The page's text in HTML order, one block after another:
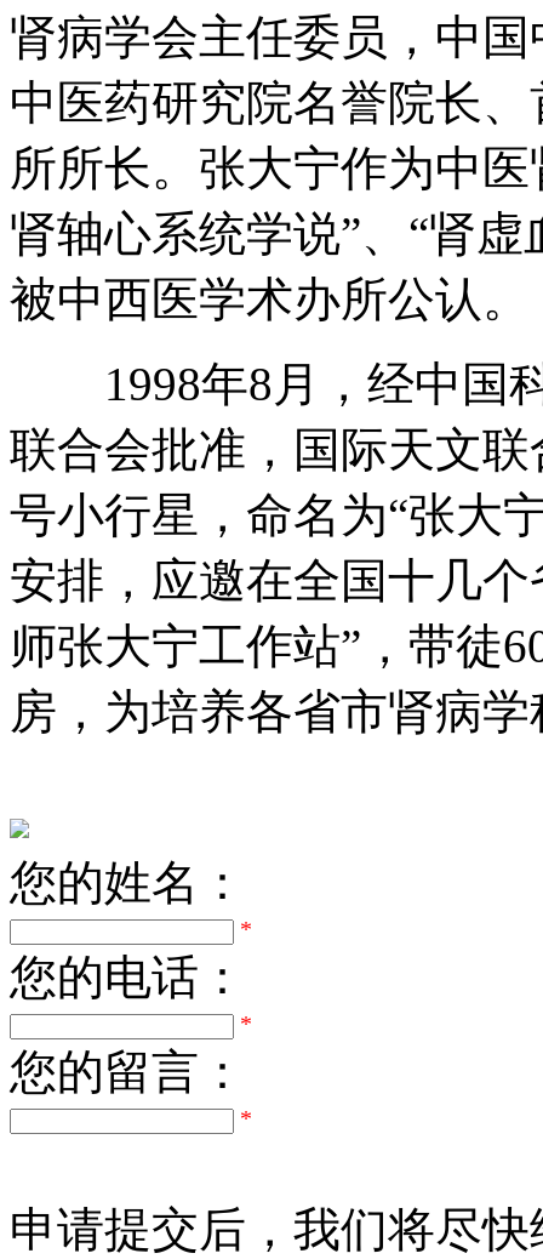
肾病学会主任委员，中
中医药研究院名誉院长
所所长。张大宁作为中
肾轴心系统学说”、“肾
被中西医学术办所公认。
1998年8月，经中国
联合会批准，国际天文
号小行星，命名为“张大
安排，应邀在全国十几
师张大宁工作站”，带徒
房，为培养各省市肾病
您的姓名：
*
您的电话：
*
您的留言：
*
申请提交后，我们将尽